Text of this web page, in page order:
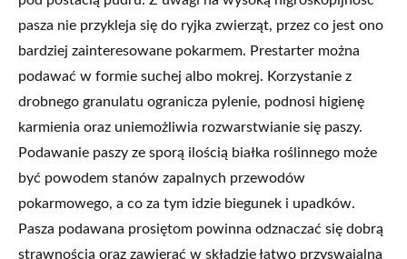
pasza nie przykleja się do ryjka zwierząt, przez co jest ono
bardziej zainteresowane pokarmem. Prestarter można
podawać w formie suchej albo mokrej. Korzystanie z
drobnego granulatu ogranicza pylenie, podnosi higienę
karmienia oraz uniemożliwia rozwarstwianie się paszy.
Podawanie paszy ze sporą ilością białka roślinnego może
być powodem stanów zapalnych przewodów
pokarmowego, a co za tym idzie biegunek i upadków.
Pasza podawana prosiętom powinna odznaczać się dobrą
strawnością oraz zawierać w składzie łatwo przyswajalna